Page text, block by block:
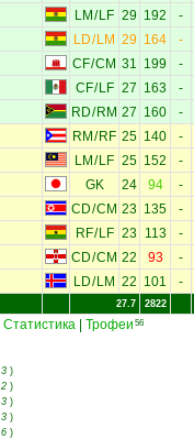
LM / LF 29 192 -
LD/ LM 29 164 -
CF/CM 31 199 -
CF/LF 27 163 -
RD/ RM 27 160 -
RM / RF 25 140 -
LM / LF 25 152 -
GK 24 94 -
CD/CM 23 135 -
RF/LF 23 113 -
CD/CM 22 93 -
LD/ LM 22 101 -
27.7 2822
Статистика Трофеи 56
3 )
2 )
3 )
3 )
6 )